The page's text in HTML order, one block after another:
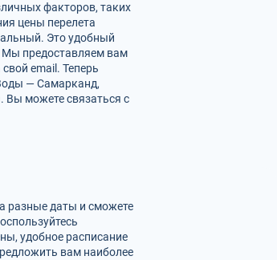
факторов, таких
цены перелета
Это удобный
Мы предоставляем вам
email. Теперь
— Самарканд,
Вы можете связаться с
разные даты и сможете
удобное расписание
вам наиболее